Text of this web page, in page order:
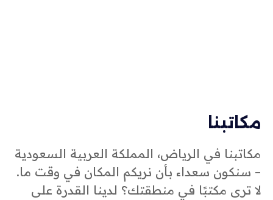
مكاتبنا
مكاتبنا في الرياض، المملكة العربية السعودية
– سنكون سعداء بأن نريكم المكان في وقت ما.
لا ترى مكتبًا في منطقتك؟ لدينا القدرة على